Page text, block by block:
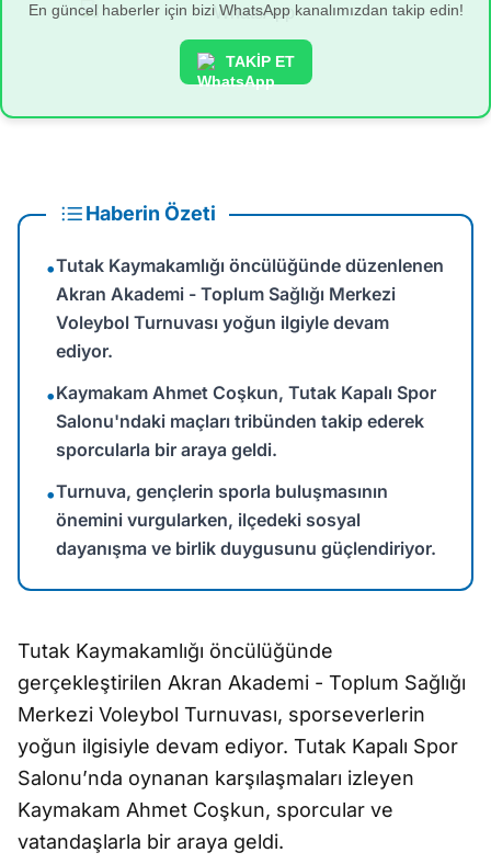
En güncel haberler için bizi WhatsApp kanalımızdan takip edin!
TAKİP ET
Haberin Özeti
•Tutak Kaymakamlığı öncülüğünde düzenlenen
Akran Akademi - Toplum Sağlığı Merkezi
Voleybol Turnuvası yoğun ilgiyle devam
ediyor.
•Kaymakam Ahmet Coşkun, Tutak Kapalı Spor
Salonu'ndaki maçları tribünden takip ederek
sporcularla bir araya geldi.
•Turnuva, gençlerin sporla buluşmasının
önemini vurgularken, ilçedeki sosyal
dayanışma ve birlik duygusunu güçlendiriyor.
Tutak Kaymakamlığı öncülüğünde
gerçekleştirilen Akran Akademi - Toplum Sağlığı
Merkezi Voleybol Turnuvası, sporseverlerin
yoğun ilgisiyle devam ediyor. Tutak Kapalı Spor
Salonu’nda oynanan karşılaşmaları izleyen
Kaymakam Ahmet Coşkun, sporcular ve
vatandaşlarla bir araya geldi.